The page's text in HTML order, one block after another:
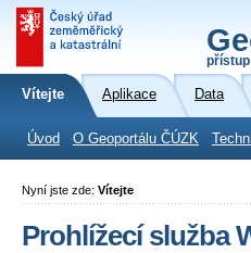
Vítejte Aplikace Data
Úvod O Geoportálu ČÚZK
Nyní jste zde: Vítejte
Prohlížecí služba